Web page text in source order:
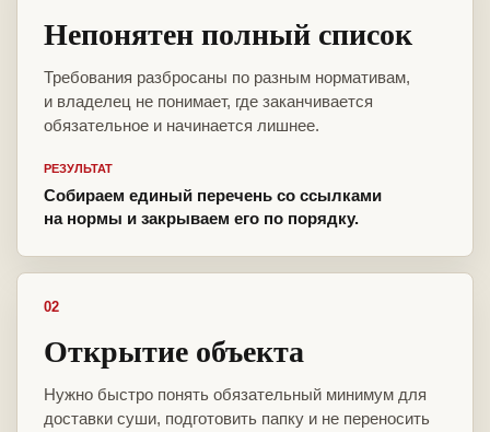
Непонятен полный список
Требования разбросаны по разным нормативам,
и владелец не понимает, где заканчивается
обязательное и начинается лишнее.
РЕЗУЛЬТАТ
Собираем единый перечень со ссылками
на нормы и закрываем его по порядку.
02
Открытие объекта
Нужно быстро понять обязательный минимум для
доставки суши, подготовить папку и не переносить